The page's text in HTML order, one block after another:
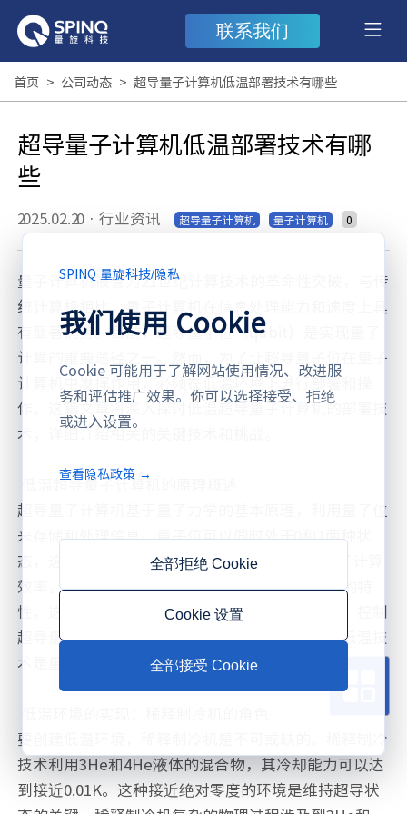
联系我们
首页 > 公司动态 > 超导量子计算机低温部署技术有哪些
超导量子计算机低温部署技术有哪
些
2025.02.20 · 行业资讯 超导量子计算机 量子计算机 0
量子计算机被誉为21世纪计算技术的革命性突破，与传
统计算机相比，量子计算机在信息处理能力和速度上具
有显著优势。目前，超导量子位（qubit）是实现量子
计算的重要途径之一。然而，为了让超导量子位在量子
计算机中发挥作用，必须在低温环境下进行部署和操
作。这篇文章将深入探讨低温超导量子计算机的部署技
术，详细介绍相关的关键技术和挑战。
低温超导量子计算机的原理概述
超导量子计算机基于量子力学的基本原理，利用量子位
来存储和处理信息。量子位可以同时处于0和1两种状
态，这是一种被称为“叠加”的现象，显著地提高了计算
效率。超导材料在绝对零度附近会表现出零电阻的特
性，这为超导量子位的稳定运行创造了必要条件。控制
超导量子位需要极低温的环境，因此研究和开发低温技
术是量子计算领域的重要任务。
要创建低温环境，稀释制冷机是不可或缺的。稀释制冷
技术利用3He和4He液体的混合物，其冷却能力可以达
到接近0.01K。这种接近绝对零度的环境是维持超导状
SPINQ 量旋科技/隐私
我们使用 Cookie
Cookie 可能用于了解网站使用情况、改进服
务和评估推广效果。你可以选择接受、拒绝
或进入设置。
查看隐私政策 →
全部拒绝 Cookie
Cookie 设置
全部接受 Cookie